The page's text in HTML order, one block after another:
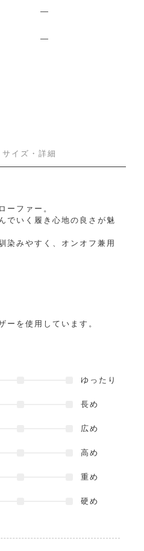
—
—
サイズ・詳細
ーファー。
でいく履き心地の良さが魅
染みやすく、オンオフ兼用
ーを使用しています。
ゆったり
長め
広め
高め
重め
硬め